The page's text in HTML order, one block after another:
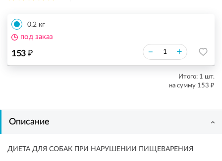
0.2 кг
153 ₽ – +
под заказ
Итого: 1 шт.
на сумму 153 ₽
Описание
ДИЕТА ДЛЯ СОБАК ПРИ НАРУШЕНИИ ПИЩЕВАРЕНИЯ